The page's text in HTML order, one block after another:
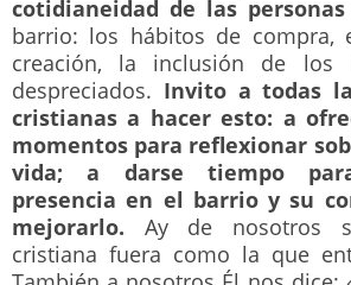
cotidianeidad de las personas
barrio: los hábitos de compra,
creación, la inclusión de los
despreciados. Invito a todas
cristianas a hacer esto: a
momentos para reflexionar
vida; a darse tiempo
presencia en el barrio y su
mejorarlo. Ay de nosotros
cristiana fuera como la que